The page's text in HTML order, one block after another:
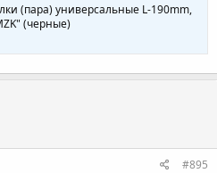
(пара) универсальные L-190mm,
(черные)
#895